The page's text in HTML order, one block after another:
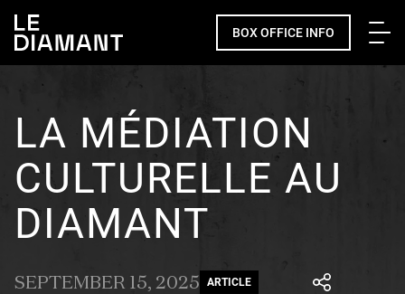
BOX OFFICE INFO
LA MÉDIATION
CULTURELLE AU
DIAMANT
SEPTEMBER 15, 2025 ARTICLE